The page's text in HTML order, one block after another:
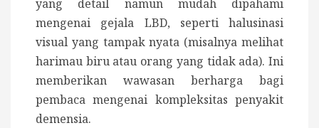
yang detail namun mudah dipahami
mengenai gejala LBD, seperti halusinasi
visual yang tampak nyata (misalnya melihat
harimau biru atau orang yang tidak ada). Ini
memberikan wawasan berharga bagi
pembaca mengenai kompleksitas penyakit
demensia.